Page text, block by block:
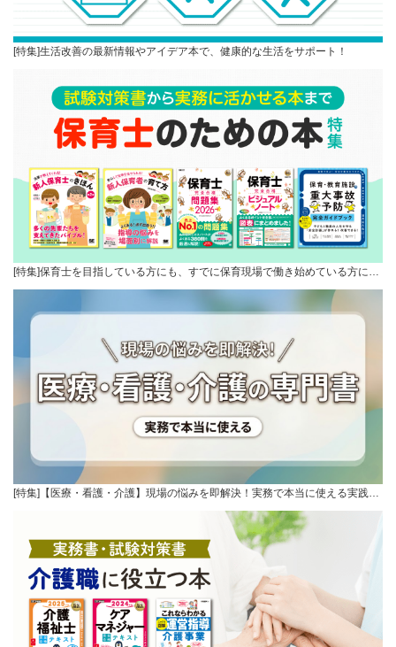
[特集]生活改善の最新情報やアイデア本で、健康的な生活をサポート！
[特集]保育士を目指している方にも、すでに保育現場で働き始めている方に…
[特集]【医療・看護・介護】現場の悩みを即解決！実務で本当に使える実践…